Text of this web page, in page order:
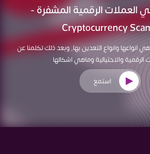
العملات الرقمية المشفرة -
Cryptocurrency
انواعها وانواع التعدين بها, وبعد ذلك تكلمنا عن
الرقمية والاحتيالية وماهي اشكالها
استمع